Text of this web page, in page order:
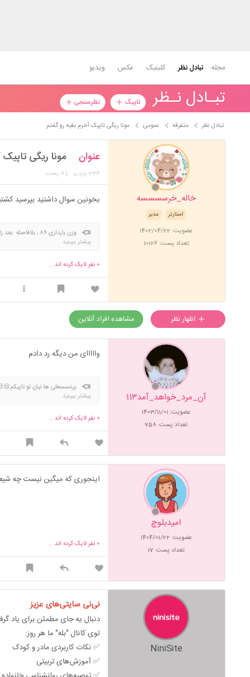
مجله تبادل نظر کلینیک عکس ویدیو
تبـادل نـظر تاپیک نظرسنجی
تبادل نظر متفرقه عمومی مونا ریگی تاپیک آخرم بقیه رو گفتم
خاله_خرسسسسه
مدیر استارتر
عضویت: 1402/04/22
تعداد پست: 10126
عنوان مونا ریگی
236 بازدید | 8 پست
بخونین سوال داشتید بپرسید
زایمان ۶۴.۵ وزن فعلی یک سال بعد زایمان ۶۱
بیشتر ببینید
0 نفر لایک کرده اند ...
مشاهده افراد آنلاین
آن_مرد_خواهد_آمد11۳
عضویت: 1403/11/01
تعداد پست: 758
وااااای من دیگه رد دادم
پرنسسعلی ها نیان تو
بیشتر ببینید
0 نفر لایک کرده اند ...
امیدبلوچ
عضویت: 1404/01/22
تعداد پست: 17
اینجوری که میگین نیست چه
0 نفر لایک کرده اند ...
NiniSite
نی‌نی سایتی‌های عزیز
دنبال یه جای مطمئن برای یاد
توی کانال "بله" ما هر روز:
✅ نکات کاربردی مادر و کودک
✅ آموزش‌های تربیتی